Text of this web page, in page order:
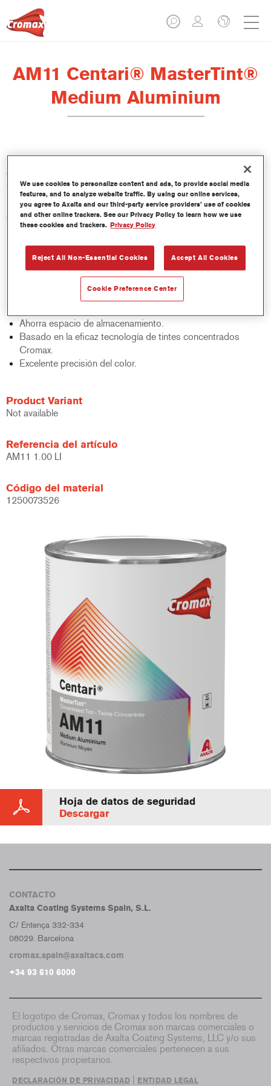
AM11 Centari® MasterTint®
Medium Aluminium
Centari Mastertint es un tinte concentrado de base disolvente
que forma parte de las gamas de acabado y bases bicapa
Centari.
Características del producto
Sistema de pintado de base disolvente, único por su
versatilidad y facilidad de uso.
Una sola máquina de mezcla proporciona todas las
calidades de base disolvente: medios y altos sólidos,
acabados y bases bicapa.
Ahorra espacio de almacenamiento.
Basado en la eficaz tecnología de tintes concentrados
Cromax.
Excelente precisión del color.
Product Variant
Not available
Referencia del artículo
AM11 1.00 LI
Código del material
1250073526
Hoja de datos de seguridad
Descargar
CONTACTO
Axalta Coating Systems Spain, S.L.
C/ Entença 332-334
08029. Barcelona
cromax.spain@axaltacs.com
+34 93 610 6000
El logotipo de Cromax, Cromax y todos los nombres de
productos y servicios de Cromax son marcas comerciales o
marcas registradas de Axalta Coating Systems, LLC y/o sus
afiliados. Otras marcas comerciales pertenecen a sus
respectivos propietarios.
DECLARACIÓN DE PRIVACIDAD ENTIDAD LEGAL
We use cookies to personalize content and ads, to provide social media
features, and to analyze website traffic. By using our online services,
you agree to Axalta and our third-party service providers’ use of cookies
and other online trackers. See our Privacy Policy to learn how we use
these cookies and trackers. Privacy Policy
Reject All Non-Essential Cookies Accept All Cookies
Cookie Preference Center